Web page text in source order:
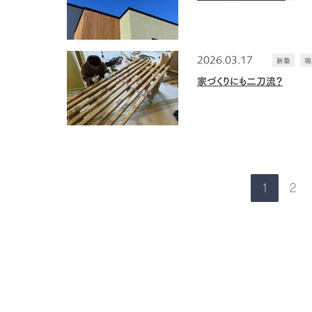
家づくりにも二刀流？
新築
2026.03.17
1 2